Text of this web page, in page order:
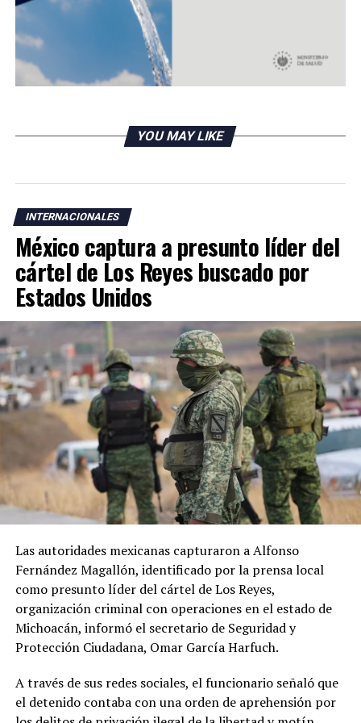
YOU MAY LIKE
INTERNACIONALES
México captura a presunto líder del
cártel de Los Reyes buscado por
Estados Unidos
Las autoridades mexicanas capturaron a Alfonso
Fernández Magallón, identificado por la prensa local
como presunto líder del cártel de Los Reyes,
organización criminal con operaciones en el estado de
Michoacán, informó el secretario de Seguridad y
Protección Ciudadana, Omar García Harfuch.
A través de sus redes sociales, el funcionario señaló que
el detenido contaba con una orden de aprehensión por